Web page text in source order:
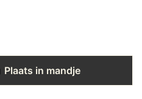
Plaats in mandje